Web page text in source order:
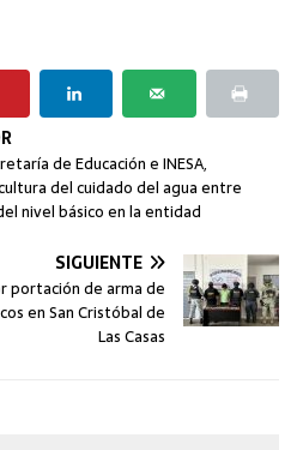
de Educación e INESA,
del cuidado del agua entre
nivel básico en la entidad
SIGUIENTE
portación de arma de
en San Cristóbal de
Las Casas